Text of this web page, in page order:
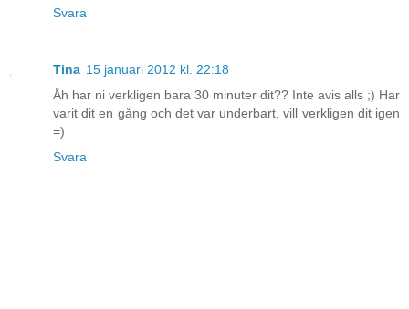
Svara
Tina 15 januari 2012 kl. 22:18
Åh har ni verkligen bara 30 minuter dit?? Inte avis alls ;) Har
varit dit en gång och det var underbart, vill verkligen dit igen
=)
Svara